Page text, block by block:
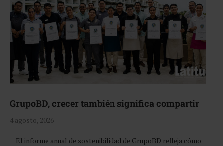
GrupoBD, crecer también significa compartir
4 agosto, 2026
El informe anual de sostenibilidad de GrupoBD refleja cómo